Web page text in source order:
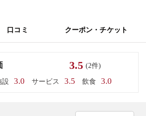
口コミ クーポン・チケット
3.5 (2件)
設 3.0 サービス 3.5 飲食 3.0